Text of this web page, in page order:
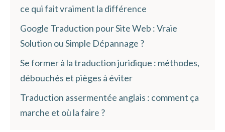
ce qui fait vraiment la différence
Google Traduction pour Site Web : Vraie
Solution ou Simple Dépannage ?
Se former à la traduction juridique : méthodes,
débouchés et pièges à éviter
Traduction assermentée anglais : comment ça
marche et où la faire ?